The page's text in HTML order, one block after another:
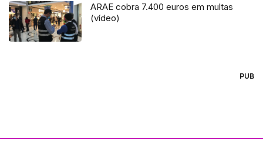
ARAE cobra 7.400 euros em multas
(vídeo)
PUB